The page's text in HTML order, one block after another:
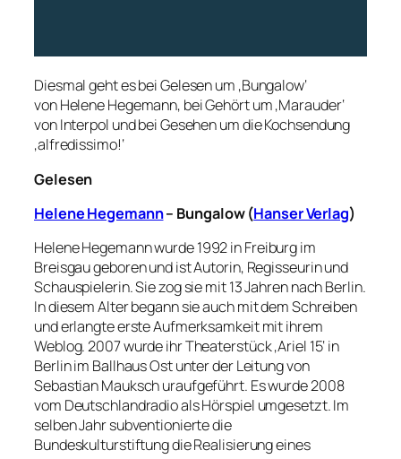
Diesmal geht es bei Gelesen um ‚Bungalow‘
von Helene Hegemann, bei Gehört um ‚Marauder‘
von Interpol und bei Gesehen um die Kochsendung
‚alfredissimo!‘
Gelesen
Helene Hegemann– Bungalow (Hanser Verlag)
Helene Hegemann wurde 1992 in Freiburg im
Breisgau geboren und ist Autorin, Regisseurin und
Schauspielerin. Sie zog sie mit 13 Jahren nach Berlin.
In diesem Alter begann sie auch mit dem Schreiben
und erlangte erste Aufmerksamkeit mit ihrem
Weblog. 2007 wurde ihr Theaterstück ‚Ariel 15‘ in
Berlin im Ballhaus Ost unter der Leitung von
Sebastian Mauksch uraufgeführt. Es wurde 2008
vom Deutschlandradio als Hörspiel umgesetzt. Im
selben Jahr subventionierte die
Bundeskulturstiftung die Realisierung eines